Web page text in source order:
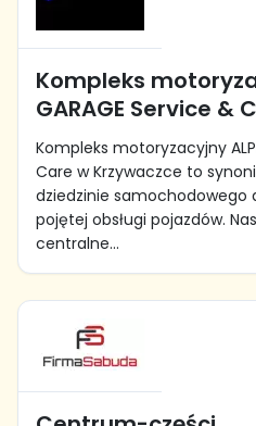
Kompleks
GARAGE Service &
Kompleks motoryzacyjny
Care w Krzywaczce to
dziedzinie samochodowego
pojętej obsługi pojazdów.
centralne...